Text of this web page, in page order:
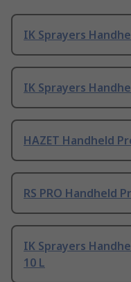
IK Sprayers
IK Sprayers
HAZET Handheld
RS PRO Handheld
IK Sprayers
10 L